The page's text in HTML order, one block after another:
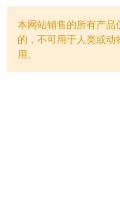
本网站销售的所有产品
的，不可用于人类或
用。